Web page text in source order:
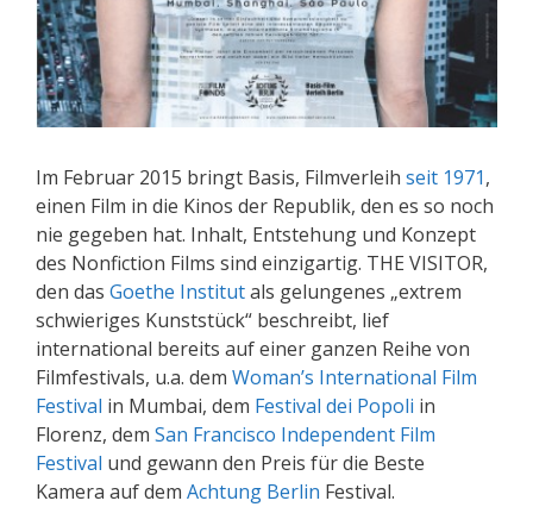
Im Februar 2015 bringt Basis, Filmverleih seit 1971,
einen Film in die Kinos der Republik, den es so noch
nie gegeben hat. Inhalt, Entstehung und Konzept
des Nonfiction Films sind einzigartig. THE VISITOR,
den das Goethe Institutals gelungenes „extrem
schwieriges Kunststück“ beschreibt, lief
international bereits auf einer ganzen Reihe von
Filmfestivals, u.a. dem Woman’s International Film
Festival in Mumbai, dem Festival dei Popoli in
Florenz, dem San Francisco Independent Film
Festival und gewann den Preis für die Beste
Kamera auf dem Achtung Berlin Festival.